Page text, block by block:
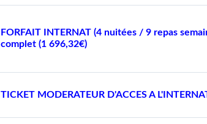
FORFAIT INTERNAT (4 nuitées / 9 repas
complet (1 696,32€)
TICKET MODERATEUR D'ACCES A